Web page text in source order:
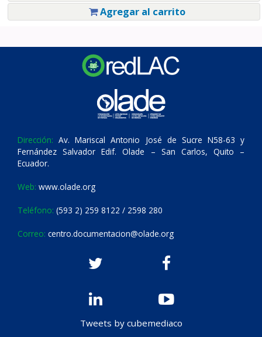
Agregar al carrito
Dirección: Av. Mariscal Antonio José de Sucre N58-63 y
Fernández Salvador Edif. Olade – San Carlos, Quito –
Ecuador.
Web: www.olade.org
Teléfono: (593 2) 259 8122 / 2598 280
Correo: centro.documentacion@olade.org
Tweets by cubemediaco